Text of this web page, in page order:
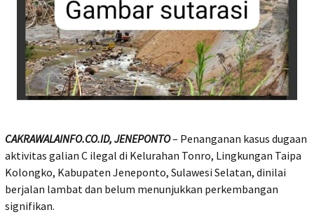
CAKRAWALAINFO.CO.ID, JENEPONTO– Penanganan kasus dugaan
aktivitas galian C ilegal di Kelurahan Tonro, Lingkungan Taipa
Kolongko, Kabupaten Jeneponto, Sulawesi Selatan, dinilai
berjalan lambat dan belum menunjukkan perkembangan
signifikan.